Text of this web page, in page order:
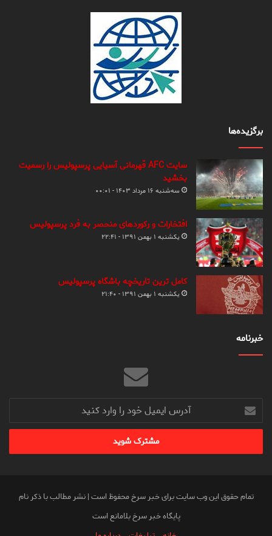
برگزیده‌ها
سایت AFC قهرمانی آسیایی پرسپولیس را رسمیت
بخشید
سه‌شنبه ۱۶ مرداد ۱۴۰۳ - ۰۰:۰۱
افتخارات و رکوردهای منحصر به فرد پرسپولیس
یکشنبه ۱ بهمن ۱۳۹۱ - ۲۲:۴۱
کامل ترین تاریخچه باشگاه پرسپولیس
یکشنبه ۱ بهمن ۱۳۹۱ - ۲۱:۴۰
خبرنامه
آدرس
ایمیل
خود
وارد
تمام حقوق این وب سایت برای خبر سرخ محفوظ است | نشر مطالب با ذکر نام
پایگاه خبر سرخ بلامانع است